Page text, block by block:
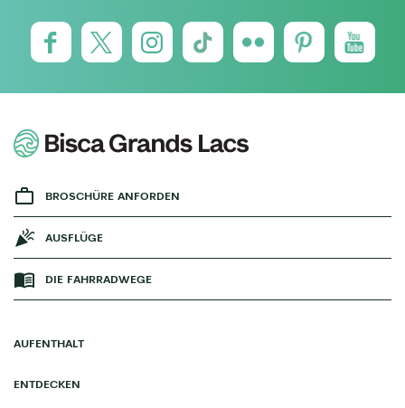
BROSCHÜRE ANFORDEN
AUSFLÜGE
DIE FAHRRADWEGE
AUFENTHALT
ENTDECKEN